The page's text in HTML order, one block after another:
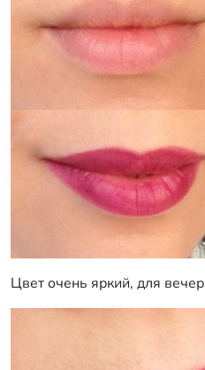
Цвет очень яркий, для